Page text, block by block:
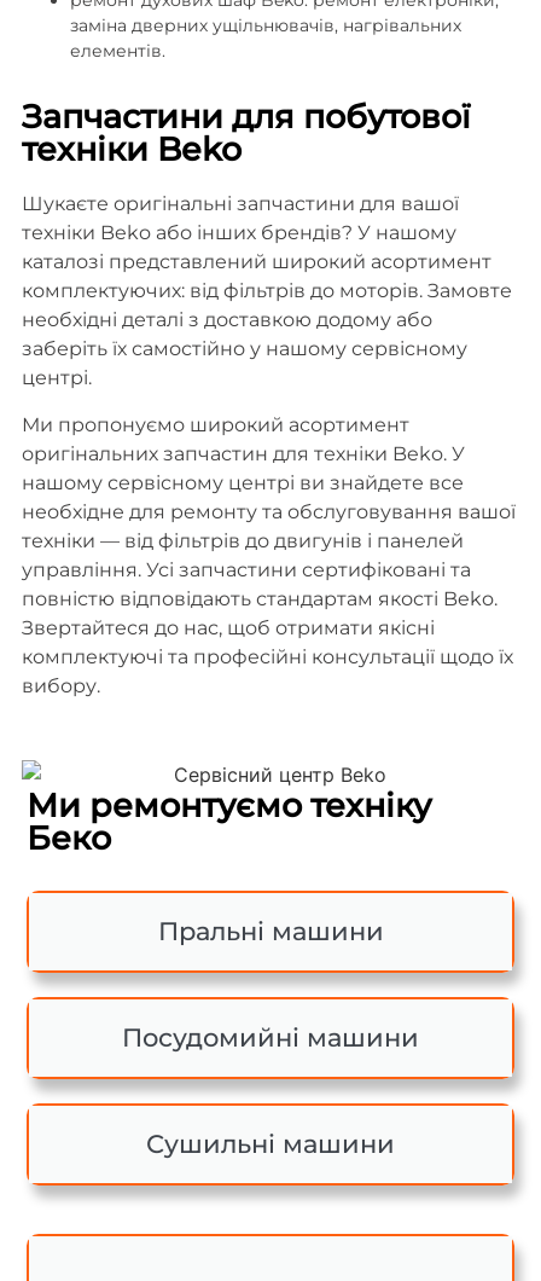
заміна дверних ущільнювачів, нагрівальних
елементів.
Запчастини для побутової
техніки Beko
Шукаєте оригінальні запчастини для вашої
техніки Beko або інших брендів? У нашому
каталозі представлений широкий асортимент
комплектуючих: від фільтрів до моторів. Замовте
необхідні деталі з доставкою додому або
заберіть їх самостійно у нашому сервісному
центрі.
Ми пропонуємо широкий асортимент
оригінальних запчастин для техніки Beko. У
нашому сервісному центрі ви знайдете все
необхідне для ремонту та обслуговування вашої
техніки — від фільтрів до двигунів і панелей
управління. Усі запчастини сертифіковані та
повністю відповідають стандартам якості Beko.
Звертайтеся до нас, щоб отримати якісні
комплектуючі та професійні консультації щодо їх
вибору.
Ми ремонтуємо техніку
Беко
Пральні машини
Посудомийні машини
Сушильні машини